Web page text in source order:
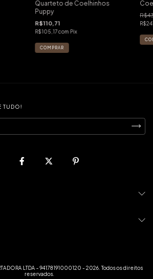
Quarteto de Coelhinhos
Puppy
R$110,71
R$105,17com Pix
TUDO!
LTDA - 94178191000120 - 2026. Todos os direitos
reservados.